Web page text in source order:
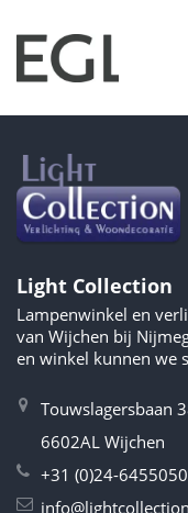
Light Collection
Lampenwinkel en
van Wijchen bij
en winkel kunnen we
Touwslagersbaan
6602AL Wijchen
+31 (0)24-6455050